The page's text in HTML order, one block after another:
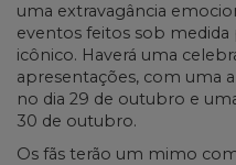
uma extravagância
eventos feitos sob medida
icônico. Haverá uma
apresentações, com uma
no dia 29 de outubro e
30 de outubro.
Os fãs terão um mimo